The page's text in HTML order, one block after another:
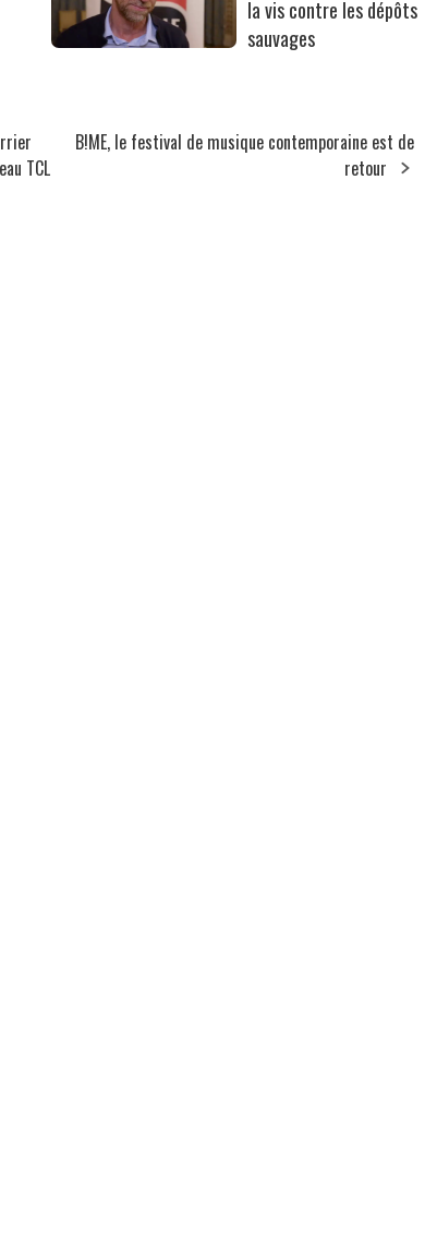
la vis contre les dépôts
sauvages
TCL
B!ME, le festival de musique contemporaine est de
retour